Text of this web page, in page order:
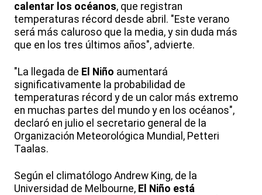
calentar los océanos, que registran
temperaturas récord desde abril. "Este verano
será más caluroso que la media, y sin duda más
que en los tres últimos años", advierte.
"La llegada de El Niño aumentará
significativamente la probabilidad de
temperaturas récord y de un calor más extremo
en muchas partes del mundo y en los océanos",
declaró en julio el secretario general de la
Organización Meteorológica Mundial, Petteri
Taalas.
Según el climatólogo Andrew King, de la
Universidad de Melbourne, El Niño está